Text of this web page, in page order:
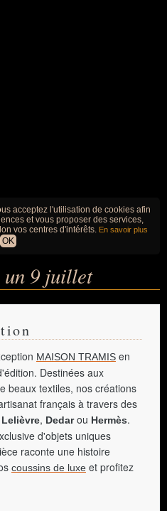
acceptez l'utilisation de cookies afin
et vous proposer des services,
vos centres d'intérêts. En savoir plus
OK
un 9 juillet
MAISON TRAMIS en
Destinées aux
beaux textiles, nos créations
français à travers des
Lelièvre, Dedarou Hermès.
d'objets uniques
raconte une histoire
coussins de luxe et profitez